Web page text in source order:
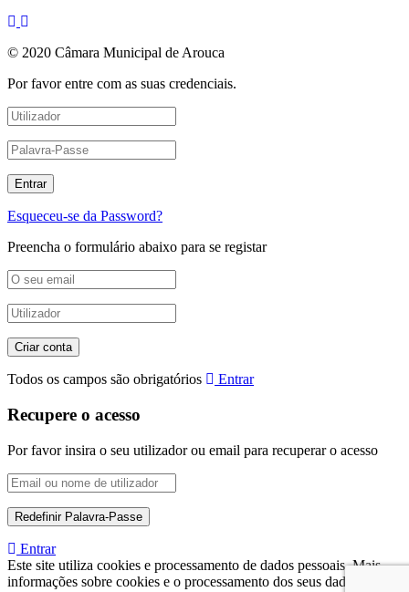
© 2020 Câmara Municipal de Arouca
Por favor entre com as suas credenciais.
Esqueceu-se da Password?
Preencha o formulário abaixo para se registar
Todos os campos são obrigatórios Entrar
Recupere o acesso
Por favor insira o seu utilizador ou email para recuperar o acesso
Entrar
Este site utiliza cookies e processamento de dados pessoais. Mais
informações sobre cookies e o processamento dos seus dados